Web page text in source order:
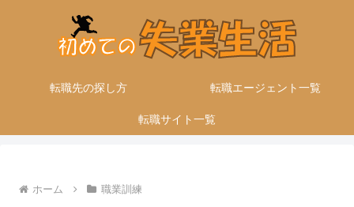
転職先の探し方 転職エージェント一覧
転職サイト一覧
ホーム 職業訓練